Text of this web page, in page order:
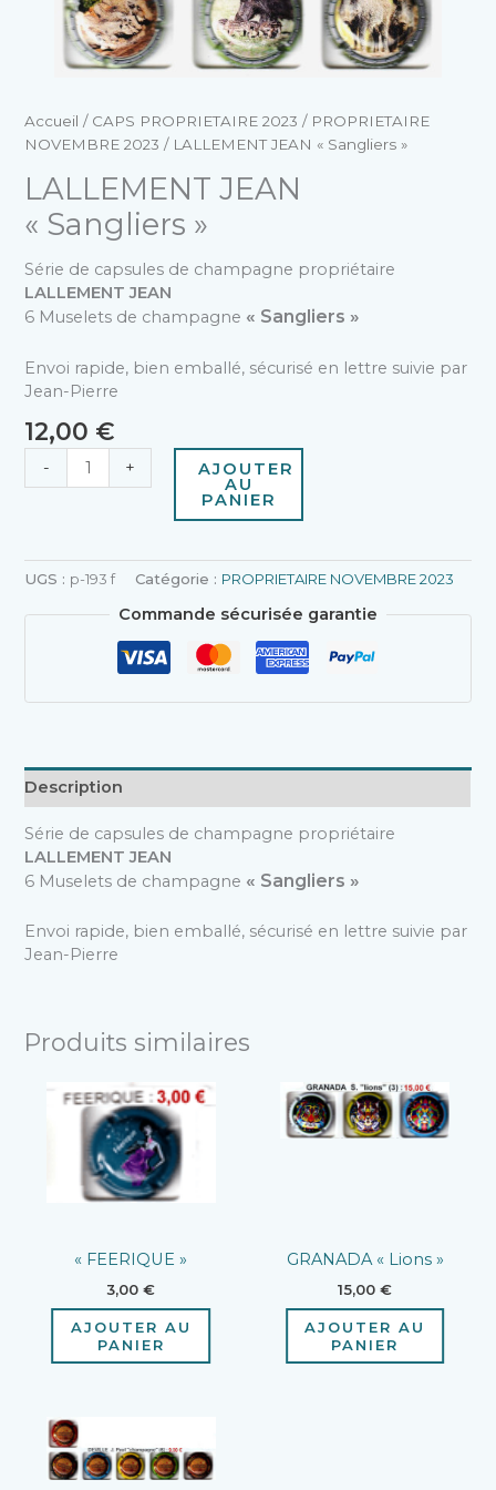
Accueil / CAPS PROPRIETAIRE 2023 / PROPRIETAIRE
NOVEMBRE 2023 / LALLEMENT JEAN « Sangliers »
LALLEMENT JEAN
« Sangliers »
Série de capsules de champagne propriétaire
LALLEMENT JEAN
6 Muselets de champagne « Sangliers »
Envoi rapide, bien emballé, sécurisé en lettre suivie par
Jean-Pierre
12,00 €
- + AJOUTER
AU
PANIER
UGS : p-193 f Catégorie : PROPRIETAIRE NOVEMBRE 2023
Commande sécurisée garantie
Description
Série de capsules de champagne propriétaire
LALLEMENT JEAN
6 Muselets de champagne « Sangliers »
Envoi rapide, bien emballé, sécurisé en lettre suivie par
Jean-Pierre
Produits similaires
« FEERIQUE »
3,00€
AJOUTER AU
PANIER
GRANADA « Lions »
15,00€
AJOUTER AU
PANIER